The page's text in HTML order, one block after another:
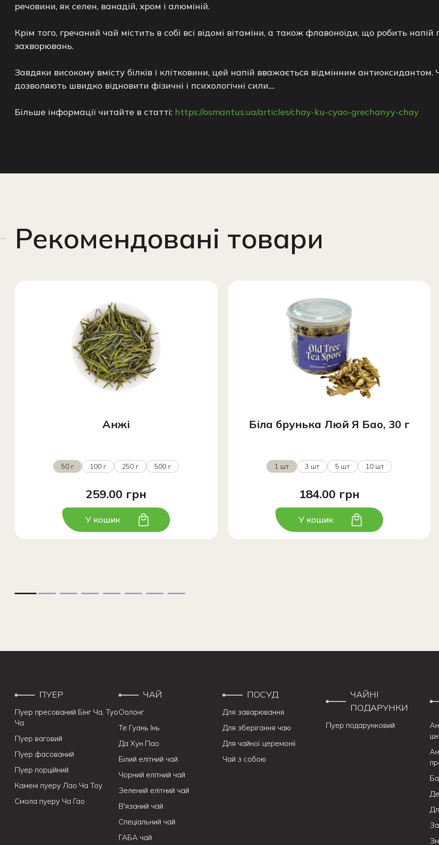
речовини, як селен, ванадій, хром і алюміній.
Крім того, гречаний чай містить в собі всі відомі вітаміни, а також флавоноїди, що робить
захворювань.
Завдяки високому вмісту білків і клітковини, цей напій вважається відмінним антиоксидантом.
дозволяють швидко відновити фізичні і психологічні сили....
Більше інформації читайте в статті: https://osmantus.ua/articles/chay-ku-cyao-grechanyy-chay
Рекомендовані товари
Анжі
50 г 100 г 250 г 500 г
259.00 грн
У кошик
Біла брунька Люй Я Бао, 30 г
1 шт 3 шт 5 шт 10 шт
184.00 грн
У кошик
ПУЕР
Пуер пресований Бінг Ча, Туо
Ча
Пуер ваговий
Пуер фасований
Пуер порційний
Камені пуеру Лао Ча Тоу
Смола пуеру Ча Гао
ЧАЙ
Оолонг
Те Гуань Інь
Да Хун Пао
Білий елітний чай
Чорний елітний чай
Зелений елітний чай
В'язаний чай
Спеціальний чай
ГАБА чай
ПОСУД
Для заварювання
Для зберігання чаю
Для чайної церемонії
Чай з собою
ЧАЙНІ
ПОДАРУНКИ
Пуер подарунковий